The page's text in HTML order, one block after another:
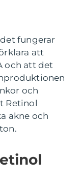
fungerar
att
och att det
och
Retinol
akne och